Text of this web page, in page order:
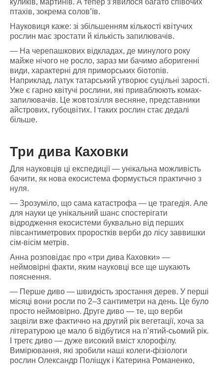
куликів, мартинів. А тепер з’явилося багато співочих
птахів, зокрема соловʼїв.
Науковиця каже: зі збільшенням кількості квітучих
рослин має зростати й кількість запилювачів.
— На черепашкових відкладах, де минулого року
майже нічого не росло, зараз ми бачимо аборигенні
види, характерні для приморських біотопів.
Наприклад, латук татарський утворює суцільні зарості.
Уже є гарно квітучі рослини, які приваблюють комах-
запилювачів. Це жовтозілля весняне, представники
айстрових, губоцвітих. І таких рослин стає дедалі
більше.
Три дива Каховки
Для науковців ці експедиції — унікальна можливість
бачити, як нова екосистема формується практично з
нуля.
— Зрозуміло, що сама катастрофа — це трагедія. Але
для науки це унікальний шанс спостерігати
відродження екосистеми буквально від перших
півсантиметрових проростків верби до лісу заввишки
сім-вісім метрів.
Анна розповідає про «три дива Каховки» —
неймовірні факти, яким науковці все ще шукають
пояснення.
— Перше диво — швидкість зростання дерев. У перші
місяці вони росли по 2–3 сантиметри на день. Це було
просто неймовірно. Друге диво — те, що верби
зацвіли вже фактично на другий рік вегетації, хоча за
літературою це мало б відбутися на п’ятий-сьомий рік.
І третє диво — дуже високий вміст хлорофілу.
Вимірювання, які зробили наші колеги-фізіологи
рослин Олександр Поліщук і Катерина Романенко,